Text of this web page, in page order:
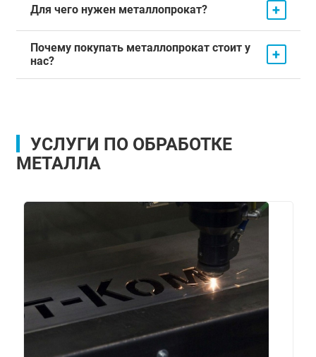
Для чего нужен металлопрокат? +
Почему покупать металлопрокат стоит у
нас?
+
УСЛУГИ ПО ОБРАБОТКЕ
МЕТАЛЛА